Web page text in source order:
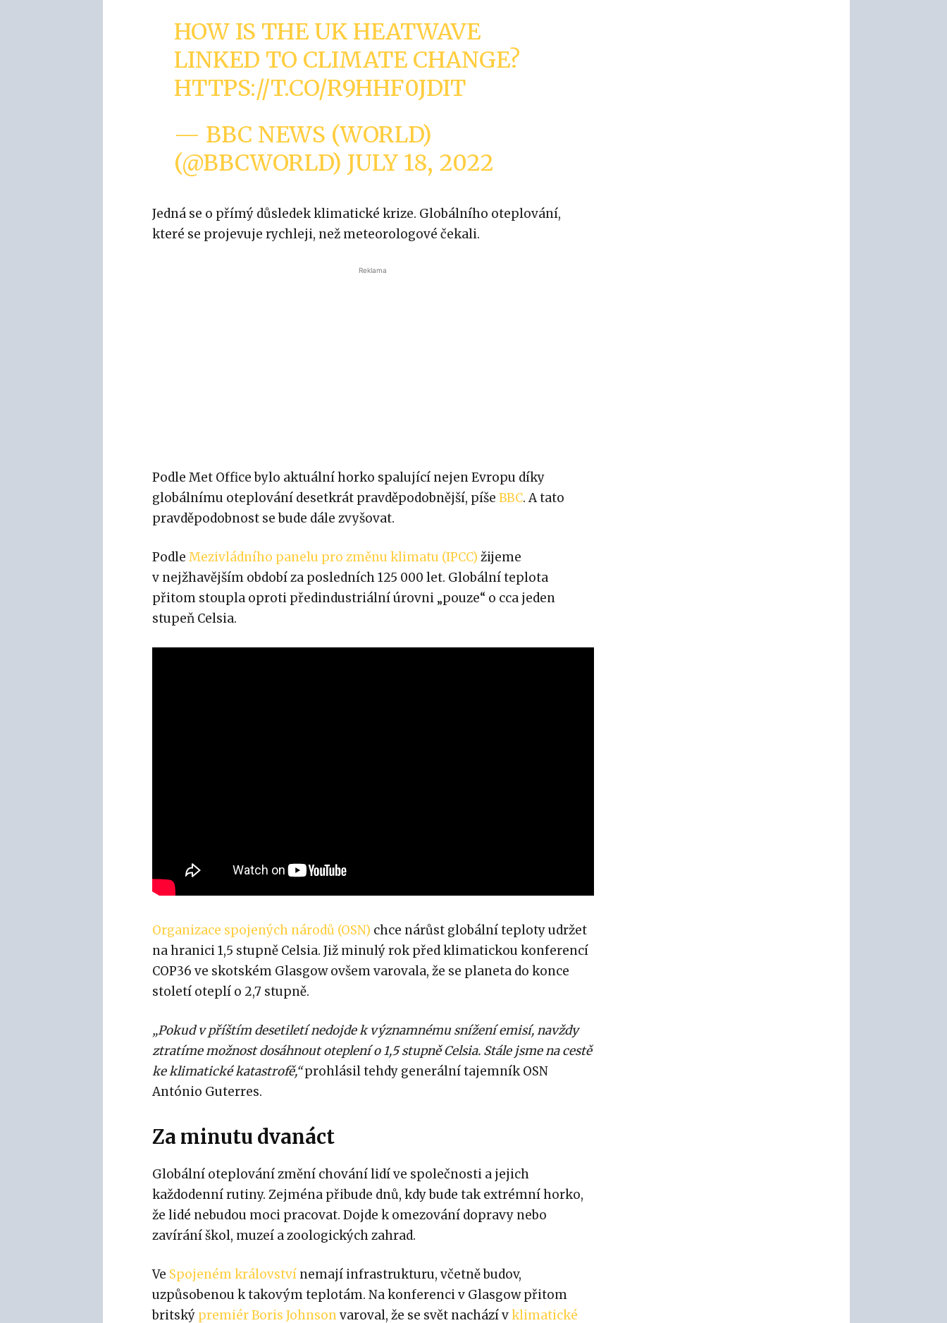
HOW IS THE UK HEATWAVE
LINKED TO CLIMATE CHANGE?
HTTPS://T.CO/R9HHF0JDIT
— BBC NEWS (WORLD)
(@BBCWORLD) JULY 18, 2022
Jedná se o přímý důsledek klimatické krize. Globálního oteplování,
které se projevuje rychleji, než meteorologové čekali.
Reklama
Podle Met Office bylo aktuální horko spalující nejen Evropu díky
globálnímu oteplování desetkrát pravděpodobnější, píše BBC. A tato
pravděpodobnost se bude dále zvyšovat.
Podle Mezivládního panelu pro změnu klimatu (IPCC) žijeme
v nejžhavějším období za posledních 125 000 let. Globální teplota
přitom stoupla oproti předindustriální úrovni „pouze“ o cca jeden
stupeň Celsia.
Organizace spojených národů (OSN) chce nárůst globální teploty udržet
na hranici 1,5 stupně Celsia. Již minulý rok před klimatickou konferencí
COP36 ve skotském Glasgow ovšem varovala, že se planeta do konce
století oteplí o 2,7 stupně.
„Pokud v příštím desetiletí nedojde k významnému snížení emisí, navždy
ztratíme možnost dosáhnout oteplení o 1,5 stupně Celsia. Stále jsme na cestě
ke klimatické katastrofě,“prohlásil tehdy generální tajemník OSN
António Guterres.
Za minutu dvanáct
Globální oteplování změní chování lidí ve společnosti a jejich
každodenní rutiny. Zejména přibude dnů, kdy bude tak extrémní horko,
že lidé nebudou moci pracovat. Dojde k omezování dopravy nebo
zavírání škol, muzeí a zoologických zahrad.
Ve Spojeném království nemají infrastrukturu, včetně budov,
uzpůsobenou k takovým teplotám. Na konferenci v Glasgow přitom
britský premiér Boris Johnsonvaroval, že se svět nachází vklimatické